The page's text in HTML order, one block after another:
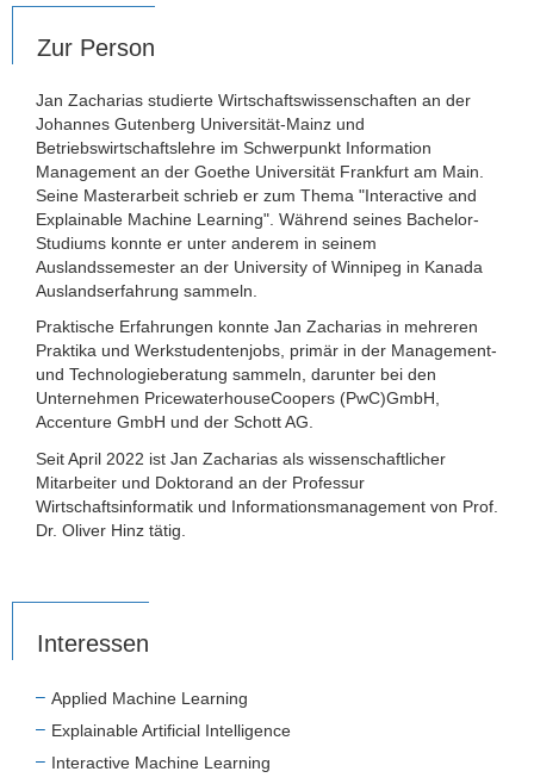
Zur Person
Jan Zacharias studierte Wirtschaftswissenschaften an der
Johannes Gutenberg Universität-Mainz und
Betriebswirtschaftslehre im Schwerpunkt Information
Management an der Goethe Universität Frankfurt am Main.
Seine Masterarbeit schrieb er zum Thema "Interactive and
Explainable Machine Learning". Während seines Bachelor-
Studiums konnte er unter anderem in seinem
Auslandssemester an der University of Winnipeg in Kanada
Auslandserfahrung sammeln.
Praktische Erfahrungen konnte Jan Zacharias in mehreren
Praktika und Werkstudentenjobs, primär in der Management-
und Technologieberatung sammeln, darunter bei den
Unternehmen PricewaterhouseCoopers (PwC)GmbH,
Accenture GmbH und der Schott AG.
Seit April 2022 ist Jan Zacharias als wissenschaftlicher
Mitarbeiter und Doktorand an der Professur
Wirtschaftsinformatik und Informationsmanagement von Prof.
Dr. Oliver Hinz tätig.
Interessen
Applied Machine Learning
Explainable Artificial Intelligence
Interactive Machine Learning